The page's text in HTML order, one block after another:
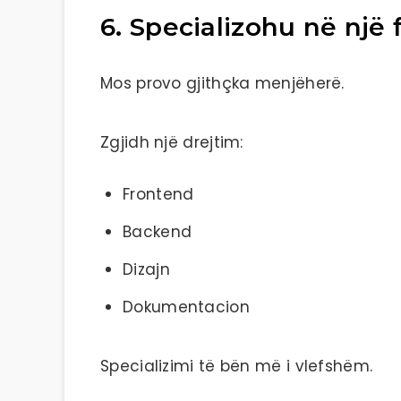
6. Specializohu në një
Mos provo gjithçka menjëherë.
Zgjidh një drejtim:
Frontend
Backend
Dizajn
Dokumentacion
Specializimi të bën më i vlefshëm.